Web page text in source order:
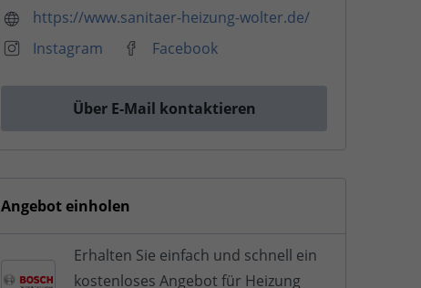
https://www.sanitaer-heizung-wolter.de/
Instagram
Facebook
Über E-Mail kontaktieren
Angebot einholen
Erhalten Sie einfach und schnell ein
kostenloses Angebot für Heizung